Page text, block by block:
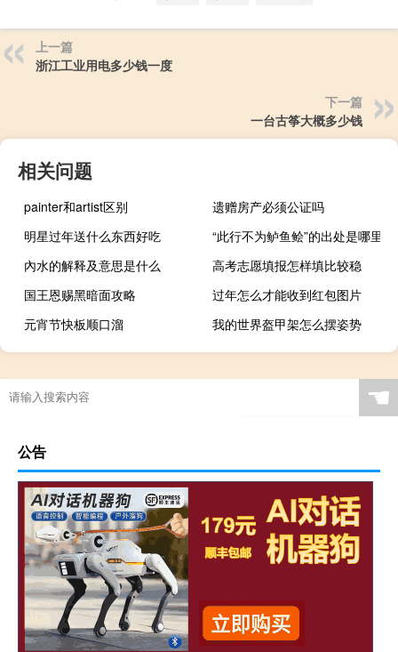
上一篇
浙江工业用电多少钱一度
下一篇
一台古筝大概多少钱
相关问题
painter和artist区别
遗赠房产必须公证吗
明星过年送什么东西好吃
“此行不为鲈鱼鲙”的出处是哪里
內水的解释及意思是什么
高考志愿填报怎样填比较稳
国王恩赐黑暗面攻略
过年怎么才能收到红包图片
元宵节快板顺口溜
我的世界盔甲架怎么摆姿势
☚
公告